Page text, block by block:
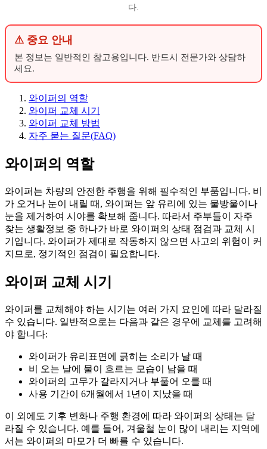
다.
⚠ 중요 안내
본 정보는 일반적인 참고용입니다. 반드시 전문가와 상담하
세요.
와이퍼의 역할
와이퍼 교체 시기
와이퍼 교체 방법
자주 묻는 질문(FAQ)
와이퍼의 역할
와이퍼는 차량의 안전한 주행을 위해 필수적인 부품입니다. 비
가 오거나 눈이 내릴 때, 와이퍼는 앞 유리에 있는 물방울이나
눈을 제거하여 시야를 확보해 줍니다. 따라서 주부들이 자주
찾는 생활정보 중 하나가 바로 와이퍼의 상태 점검과 교체 시
기입니다. 와이퍼가 제대로 작동하지 않으면 사고의 위험이 커
지므로, 정기적인 점검이 필요합니다.
와이퍼 교체 시기
와이퍼를 교체해야 하는 시기는 여러 가지 요인에 따라 달라질
수 있습니다. 일반적으로는 다음과 같은 경우에 교체를 고려해
야 합니다:
와이퍼가 유리표면에 긁히는 소리가 날 때
비 오는 날에 물이 흐르는 모습이 남을 때
와이퍼의 고무가 갈라지거나 부풀어 오를 때
사용 기간이 6개월에서 1년이 지났을 때
이 외에도 기후 변화나 주행 환경에 따라 와이퍼의 상태는 달
라질 수 있습니다. 예를 들어, 겨울철 눈이 많이 내리는 지역에
서는 와이퍼의 마모가 더 빠를 수 있습니다.